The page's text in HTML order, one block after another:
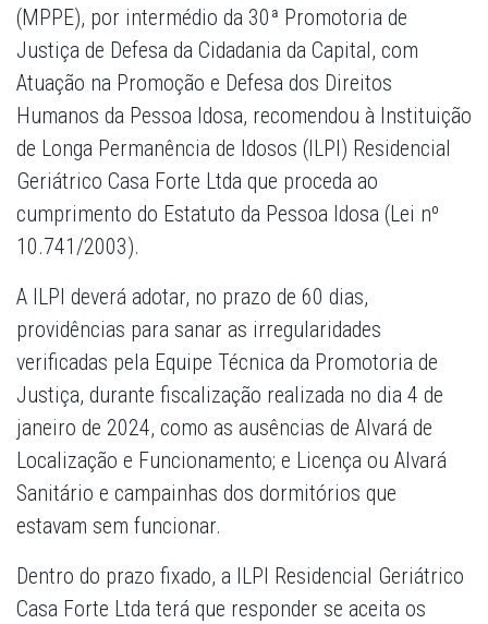
(MPPE), por intermédio da 30ª Promotoria de
Justiça de Defesa da Cidadania da Capital, com
Atuação na Promoção e Defesa dos Direitos
Humanos da Pessoa Idosa, recomendou à Instituição
de Longa Permanência de Idosos (ILPI) Residencial
Geriátrico Casa Forte Ltda que proceda ao
cumprimento do Estatuto da Pessoa Idosa (Lei nº
10.741/2003).
A ILPI deverá adotar, no prazo de 60 dias,
providências para sanar as irregularidades
verificadas pela Equipe Técnica da Promotoria de
Justiça, durante fiscalização realizada no dia 4 de
janeiro de 2024, como as ausências de Alvará de
Localização e Funcionamento; e Licença ou Alvará
Sanitário e campainhas dos dormitórios que
estavam sem funcionar.
Dentro do prazo fixado, a ILPI Residencial Geriátrico
Casa Forte Ltda terá que responder se aceita os